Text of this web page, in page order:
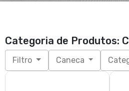
3x de R$ 18,30sem juros